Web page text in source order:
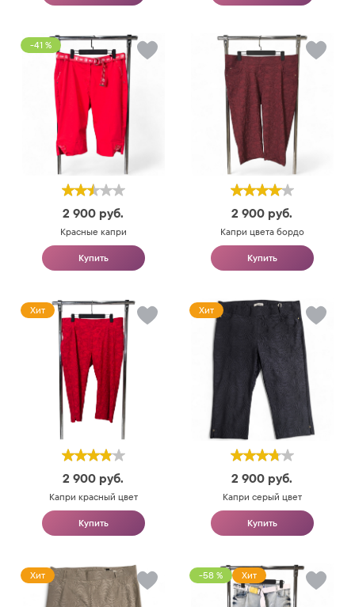
-41 %
2 900 руб.
Красные капри
Купить
2 900 руб.
Капри цвета бордо
Купить
Хит
2 900 руб.
Капри красный цвет
Купить
Хит
2 900 руб.
Капри серый цвет
Купить
Хит -58 % Хит